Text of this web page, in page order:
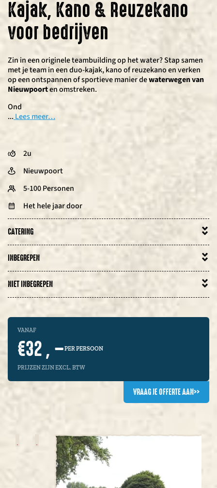
Kajak, Kano & Reuzekano
voor bedrijven
Zin in een originele teambuilding op het water? Stap samen
met je team in een duo-kajak, kano of reuzekano en verken
op een ontspannen of sportieve manier dewaterwegen van
Nieuwpoorten omstreken.
Ond
... Lees meer…
2u
Nieuwpoort
5-100 Personen
Het hele jaar door
CATERING
INBEGREPEN
NIET INBEGREPEN
VANAF
€32 , –PER PERSOON
PRIJZEN ZIJN EXCL. BTW
VRAAG JE OFFERTE AAN>>